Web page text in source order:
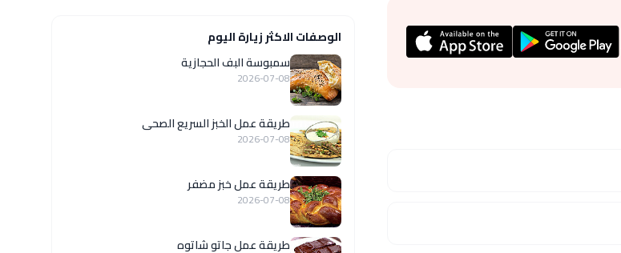
الوصفات الاكثر زيارة اليوم
سمبوسة البف الحجازية
2026-07-08
طريقة عمل الخبز السريع الصحى
2026-07-08
طريقة عمل خبز مضفر
2026-07-08
طريقة عمل جاتو شاتوه